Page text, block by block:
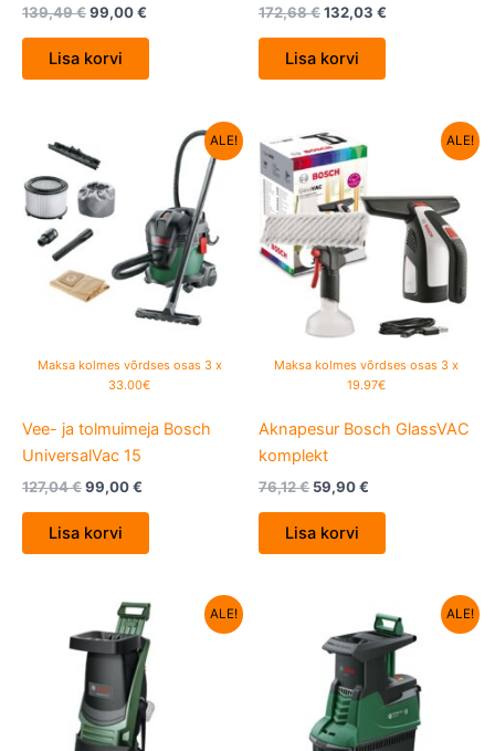
139,49€99,00€
Lisa korvi
172,68€132,03 €
Lisa korvi
ALE!
Maksa kolmes võrdses osas 3 x
33.00€
Vee- ja tolmuimeja Bosch
UniversalVac 15
127,04€
hind
oli:
127,04 €.
99,00€
Current
price
99,00 €.
Lisa korvi
ALE!
Maksa kolmes võrdses osas 3 x
19.97€
Aknapesur Bosch GlassVAC
komplekt
76,12€
Algne
hind
oli:
76,12 €.
59,90€
59,90 €.
Lisa korvi
ALE!
Algne
hind
oli:
369,00 €.
Current
ALE!
hind
oli:
659,64 €.
Current
price
is: